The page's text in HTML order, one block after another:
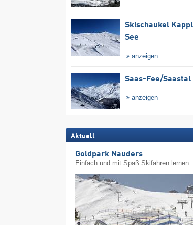
Skischaukel
See
anzeigen
Saas-Fee/​Saastal
anzeigen
Aktuell
Goldpark Nauders
Einfach und mit Spaß Skifahren lernen